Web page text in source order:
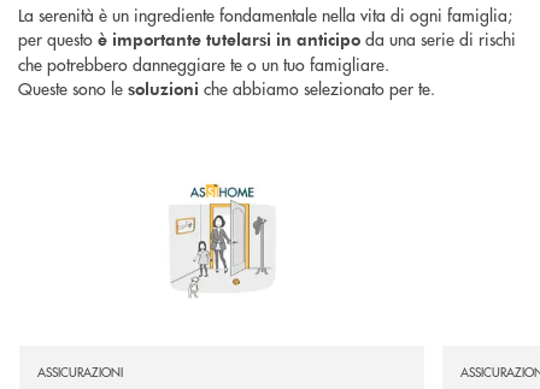
La serenità è un ingrediente fondamentale nella vita di ogni famiglia;
per questo è importante tutelarsi in anticipo da una serie di rischi
che potrebbero danneggiare te o un tuo famigliare.
Queste sono le soluzioni che abbiamo selezionato per te.
ASSICURAZIONI